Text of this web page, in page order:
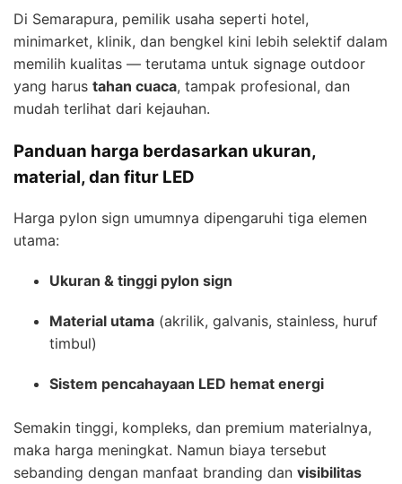
Di Semarapura, pemilik usaha seperti hotel,
minimarket, klinik, dan bengkel kini lebih selektif dalam
memilih kualitas — terutama untuk signage outdoor
yang harus tahan cuaca, tampak profesional, dan
mudah terlihat dari kejauhan.
Panduan harga berdasarkan ukuran,
material, dan fitur LED
Harga pylon sign umumnya dipengaruhi tiga elemen
utama:
Ukuran & tinggi pylon sign
Material utama (akrilik, galvanis, stainless, huruf
timbul)
Sistem pencahayaan LED hemat energi
Semakin tinggi, kompleks, dan premium materialnya,
maka harga meningkat. Namun biaya tersebut
sebanding dengan manfaat branding dan visibilitas